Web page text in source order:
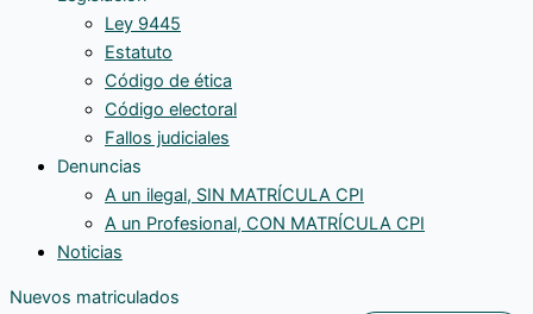
Ley 9445
Estatuto
Código de ética
Código electoral
Fallos judiciales
Denuncias
A un ilegal, SIN MATRÍCULA CPI
A un Profesional, CON MATRÍCULA CPI
Noticias
Nuevos matriculados